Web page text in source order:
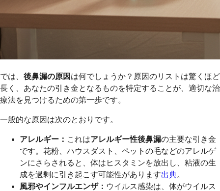
では、 後鼻漏の原因 は何でしょうか？原因のリストは驚くほど
長く、あなたの引き金となるものを特定することが、適切な治
療法を見つけるための第一歩です。
一般的な原因は次のとおりです。
アレルギー： これはアレルギー性後鼻漏の主要な引き金
です。花粉、ハウスダスト、ペットの毛などのアレルゲ
ンにさらされると、体はヒスタミンを放出し、粘液の生
成を過剰に引き起こす可能性があります出典。
風邪やインフルエンザ： ウイルス感染は、体がウイルス